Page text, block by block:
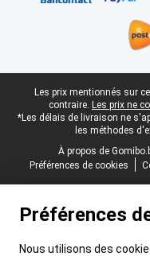
Pied-de-page légal
Les prix mentionnés sur
contraire. Les prix ne
*Les délais de livraison ne
les méthodes
À propos de
Préférences de cookies
Préférences
Nous utilisons des